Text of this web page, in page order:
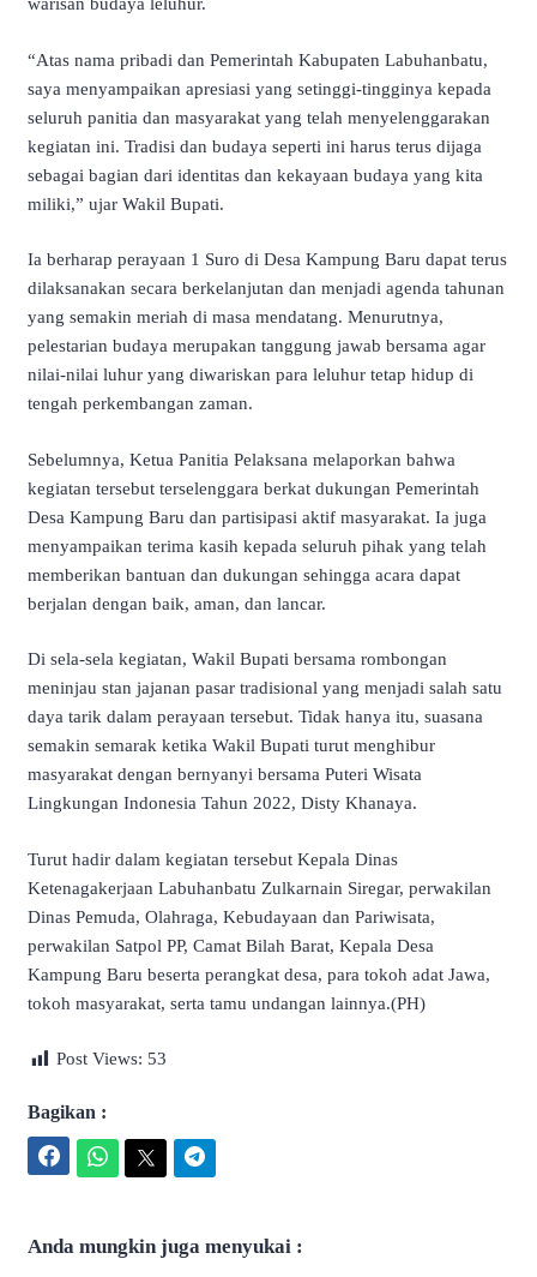
“Atas nama pribadi dan Pemerintah Kabupaten Labuhanbatu,
saya menyampaikan apresiasi yang setinggi-tingginya kepada
seluruh panitia dan masyarakat yang telah menyelenggarakan
kegiatan ini. Tradisi dan budaya seperti ini harus terus dijaga
sebagai bagian dari identitas dan kekayaan budaya yang kita
miliki,” ujar Wakil Bupati.
Ia berharap perayaan 1 Suro di Desa Kampung Baru dapat terus
dilaksanakan secara berkelanjutan dan menjadi agenda tahunan
yang semakin meriah di masa mendatang. Menurutnya,
pelestarian budaya merupakan tanggung jawab bersama agar
nilai-nilai luhur yang diwariskan para leluhur tetap hidup di
tengah perkembangan zaman.
Sebelumnya, Ketua Panitia Pelaksana melaporkan bahwa
kegiatan tersebut terselenggara berkat dukungan Pemerintah
Desa Kampung Baru dan partisipasi aktif masyarakat. Ia juga
menyampaikan terima kasih kepada seluruh pihak yang telah
memberikan bantuan dan dukungan sehingga acara dapat
berjalan dengan baik, aman, dan lancar.
Di sela-sela kegiatan, Wakil Bupati bersama rombongan
meninjau stan jajanan pasar tradisional yang menjadi salah satu
daya tarik dalam perayaan tersebut. Tidak hanya itu, suasana
semakin semarak ketika Wakil Bupati turut menghibur
masyarakat dengan bernyanyi bersama Puteri Wisata
Lingkungan Indonesia Tahun 2022, Disty Khanaya.
Turut hadir dalam kegiatan tersebut Kepala Dinas
Ketenagakerjaan Labuhanbatu Zulkarnain Siregar, perwakilan
Dinas Pemuda, Olahraga, Kebudayaan dan Pariwisata,
perwakilan Satpol PP, Camat Bilah Barat, Kepala Desa
Kampung Baru beserta perangkat desa, para tokoh adat Jawa,
tokoh masyarakat, serta tamu undangan lainnya.(PH)
Post Views: 53
Bagikan :
Anda mungkin juga menyukai :